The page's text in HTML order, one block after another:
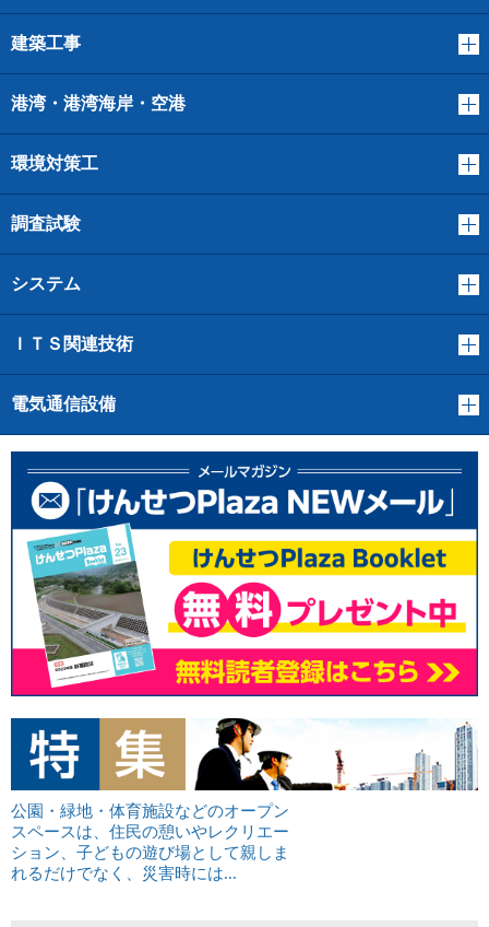
建築工事
港湾・港湾海岸・空港
環境対策工
調査試験
システム
ＩＴＳ関連技術
電気通信設備
公園・緑地・体育施設などのオープン
スペースは、住民の憩いやレクリエー
ション、子どもの遊び場として親しま
れるだけでなく、災害時には...